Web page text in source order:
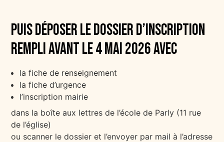
Puis déposer le dossier d’inscription
rempli avant le 4 mai 2026 avec
la fiche de renseignement
la fiche d’urgence
l’inscription mairie
dans la boîte aux lettres de l’école de Parly (11 rue
de l’église)
ou scanner le dossier et l’envoyer par mail à l’adresse